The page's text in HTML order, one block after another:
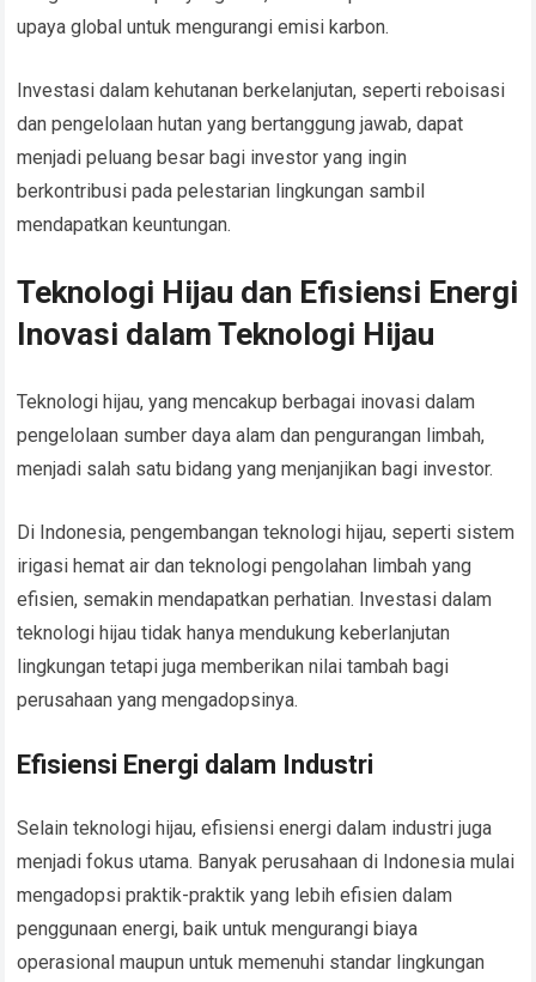
upaya global untuk mengurangi emisi karbon.
Investasi dalam kehutanan berkelanjutan, seperti reboisasi
dan pengelolaan hutan yang bertanggung jawab, dapat
menjadi peluang besar bagi investor yang ingin
berkontribusi pada pelestarian lingkungan sambil
mendapatkan keuntungan.
Teknologi Hijau dan Efisiensi Energi
Inovasi dalam Teknologi Hijau
Teknologi hijau, yang mencakup berbagai inovasi dalam
pengelolaan sumber daya alam dan pengurangan limbah,
menjadi salah satu bidang yang menjanjikan bagi investor.
Di Indonesia, pengembangan teknologi hijau, seperti sistem
irigasi hemat air dan teknologi pengolahan limbah yang
efisien, semakin mendapatkan perhatian. Investasi dalam
teknologi hijau tidak hanya mendukung keberlanjutan
lingkungan tetapi juga memberikan nilai tambah bagi
perusahaan yang mengadopsinya.
Efisiensi Energi dalam Industri
Selain teknologi hijau, efisiensi energi dalam industri juga
menjadi fokus utama. Banyak perusahaan di Indonesia mulai
mengadopsi praktik-praktik yang lebih efisien dalam
penggunaan energi, baik untuk mengurangi biaya
operasional maupun untuk memenuhi standar lingkungan